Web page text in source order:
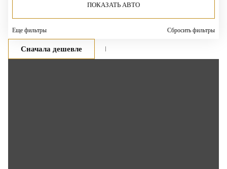
ПОКАЗАТЬ АВТО
Еще фильтры Сбросить фильтры
Сначала дешевле